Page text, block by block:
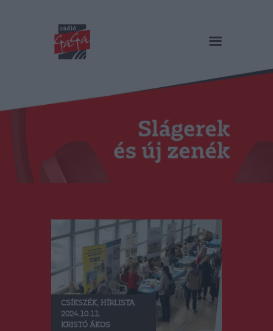
RÁDIÓ GAGA
Műsorok
Duma Duba
Podcast és videók
Stáb
Kapcsolat
CSÍKSZÉK, HÍRLISTA
2024.10.11.
KRISTÓ ÁKOS